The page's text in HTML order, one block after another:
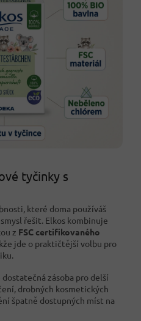
tyčinky s
které doma používáš
řešit. Elkos kombinuje
z FSC certifikovaného
jde o praktičtější volbu pro
dostatečná zásoba pro delší
drobných kosmetických
špatně dostupných míst na